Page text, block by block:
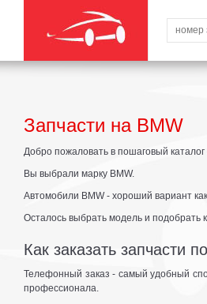
Запчасти на BMW
Добро пожаловать в пошаговый
Вы выбрали марку BMW.
Автомобили BMW - хороший вариант
Осталось выбрать модель и подобрать
Как заказать запчасти
Телефонный заказ - самый удобный
профессионала.